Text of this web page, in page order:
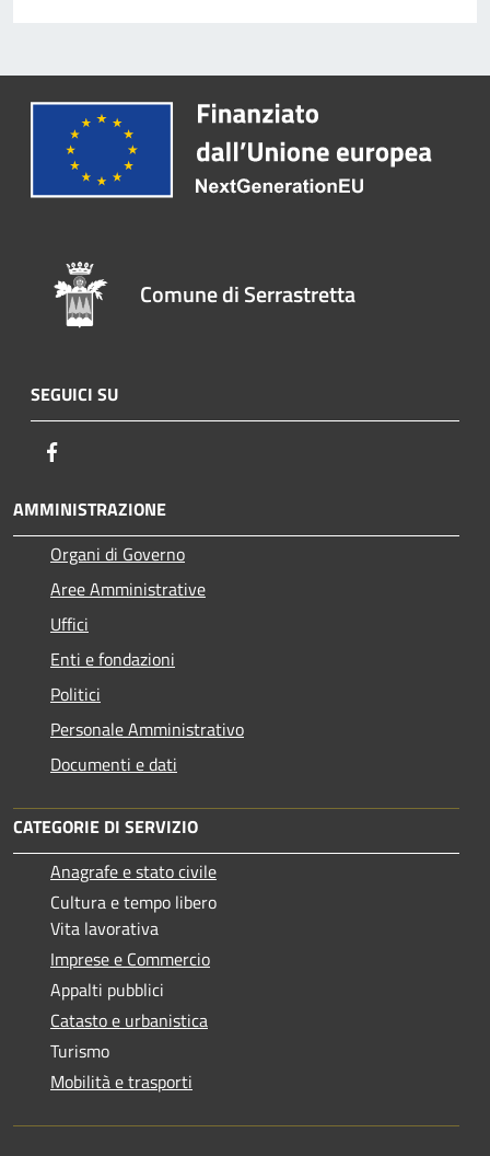
Comune di Serrastretta
SEGUICI SU
AMMINISTRAZIONE
Organi di Governo
Aree Amministrative
Uffici
Enti e fondazioni
Politici
Personale Amministrativo
Documenti e dati
CATEGORIE DI SERVIZIO
Anagrafe e stato civile
Cultura e tempo libero
Vita lavorativa
Imprese e Commercio
Appalti pubblici
Catasto e urbanistica
Turismo
Mobilità e trasporti